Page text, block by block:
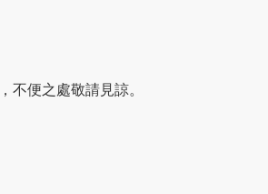
不便之處敬請見諒。